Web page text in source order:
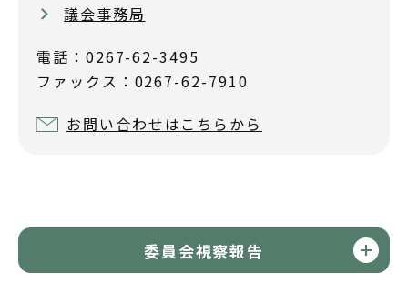
議会事務局
電話：0267-62-3495
ファックス：0267-62-7910
お問い合わせはこちらから
委員会視察報告